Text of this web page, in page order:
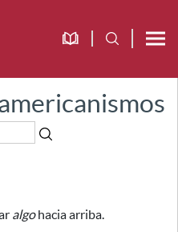
algohacia arriba.